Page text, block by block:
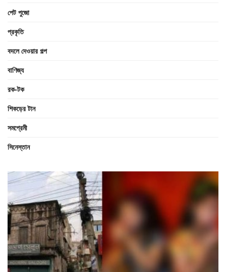
পেট পুজো
প্রকৃতি
বদলে দেওয়ার গল্প
বাণিজ্য
রক-টক
শিকড়ের টান
সমপ্রেমী
সিনেস্তান